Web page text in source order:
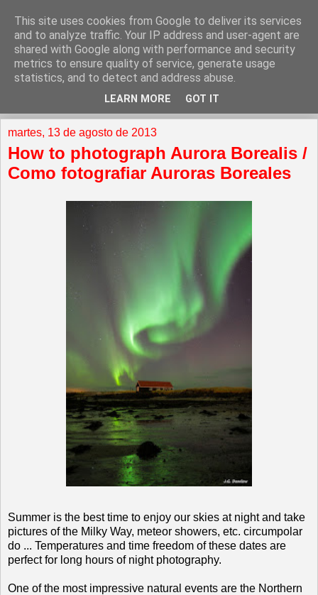
martes, 13 de agosto de 2013
How to photograph Aurora Borealis /
Como fotografiar Auroras Boreales
Summer is the best time to enjoy our skies at night and take
pictures of the Milky Way, meteor showers, etc. circumpolar
do ... Temperatures and time freedom of these dates are
perfect for long hours of night photography.
One of the most impressive natural events are the Northern
This site uses cookies from Google to deliver its services
and to analyze traffic. Your IP address and user-agent are
shared with Google along with performance and security
metrics to ensure quality of service, generate usage
statistics, and to detect and address abuse.
LEARN MORE GOT IT